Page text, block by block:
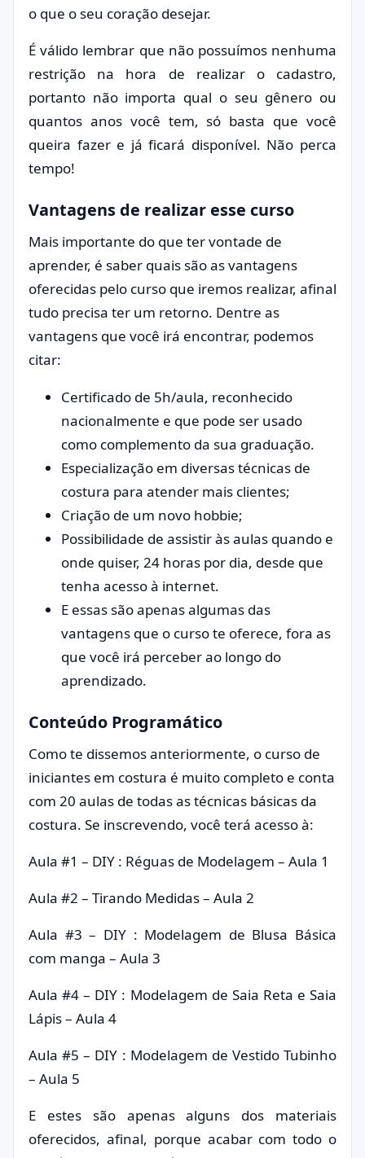
o que o seu coração desejar.
É válido lembrar que não possuímos nenhuma
restrição na hora de realizar o cadastro,
portanto não importa qual o seu gênero ou
quantos anos você tem, só basta que você
queira fazer e já ficará disponível. Não perca
tempo!
Vantagens de realizar esse curso
Mais importante do que ter vontade de
aprender, é saber quais são as vantagens
oferecidas pelo curso que iremos realizar, afinal
tudo precisa ter um retorno. Dentre as
vantagens que você irá encontrar, podemos
citar:
Certificado de 5h/aula, reconhecido
nacionalmente e que pode ser usado
como complemento da sua graduação.
Especialização em diversas técnicas de
costura para atender mais clientes;
Criação de um novo hobbie;
Possibilidade de assistir às aulas quando e
onde quiser, 24 horas por dia, desde que
tenha acesso à internet.
E essas são apenas algumas das
vantagens que o curso te oferece, fora as
que você irá perceber ao longo do
aprendizado.
Conteúdo Programático
Como te dissemos anteriormente, o curso de
iniciantes em costura é muito completo e conta
com 20 aulas de todas as técnicas básicas da
costura. Se inscrevendo, você terá acesso à:
Aula #1 – DIY : Réguas de Modelagem – Aula 1
Aula #2 – Tirando Medidas – Aula 2
Aula #3 – DIY : Modelagem de Blusa Básica
com manga – Aula 3
Aula #4 – DIY : Modelagem de Saia Reta e Saia
Lápis – Aula 4
Aula #5 – DIY : Modelagem de Vestido Tubinho
– Aula 5
E estes são apenas alguns dos materiais
oferecidos, afinal, porque acabar com todo o